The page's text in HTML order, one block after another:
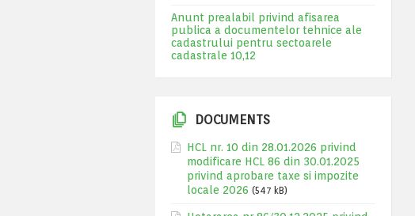
Anunt prealabil privind afisarea
publica a documentelor tehnice ale
cadastrului pentru sectoarele
cadastrale 10,12
DOCUMENTS
HCL nr. 10 din 28.01.2026 privind
modificare HCL 86 din 30.01.2025
privind aprobare taxe si impozite
locale 2026 (547 kB)